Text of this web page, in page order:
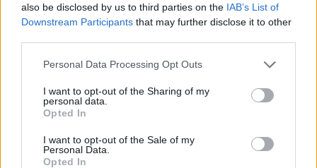
also be disclosed by us to third parties on the IAB’s List of
Downstream Participants that may further disclose it to other
Personal Data Processing Opt Outs
I want to opt-out of the Sharing of my
personal data.
Opted In
I want to opt-out of the Sale of my
Personal Data.
Opted In
Handball....I
19 Januar 2026
*schokolade61*
Lebende Forenlegende
Inliner fahren........